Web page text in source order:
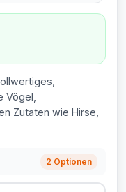
Vögel,
Zutaten wie Hirse,
2 Optionen